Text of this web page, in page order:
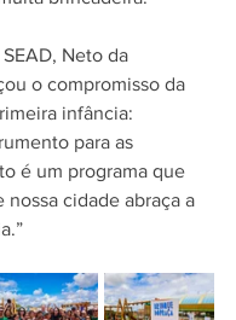
Neto da
o compromisso da
infância:
para as
é um programa que
nossa cidade abraça a